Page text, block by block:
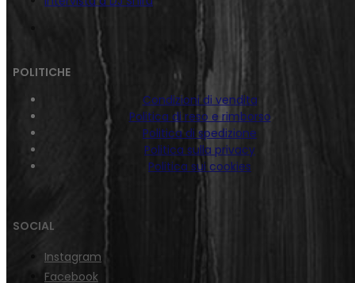
POLITICHE
Condizioni di vendita
Politica di reso e rimborso
Politica di spedizione
Politica sulla privacy
Politica sui cookies
SOCIAL
Instagram
Facebook